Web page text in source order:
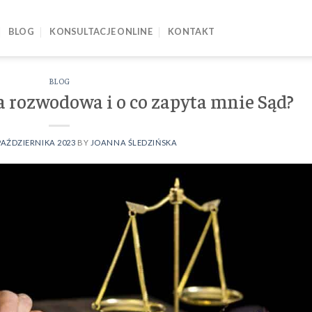
BLOG KONSULTACJE ONLINE KONTAKT
BLOG
i o co zapyta mnie Sąd?
2023 BY JOANNA ŚLEDZIŃSKA